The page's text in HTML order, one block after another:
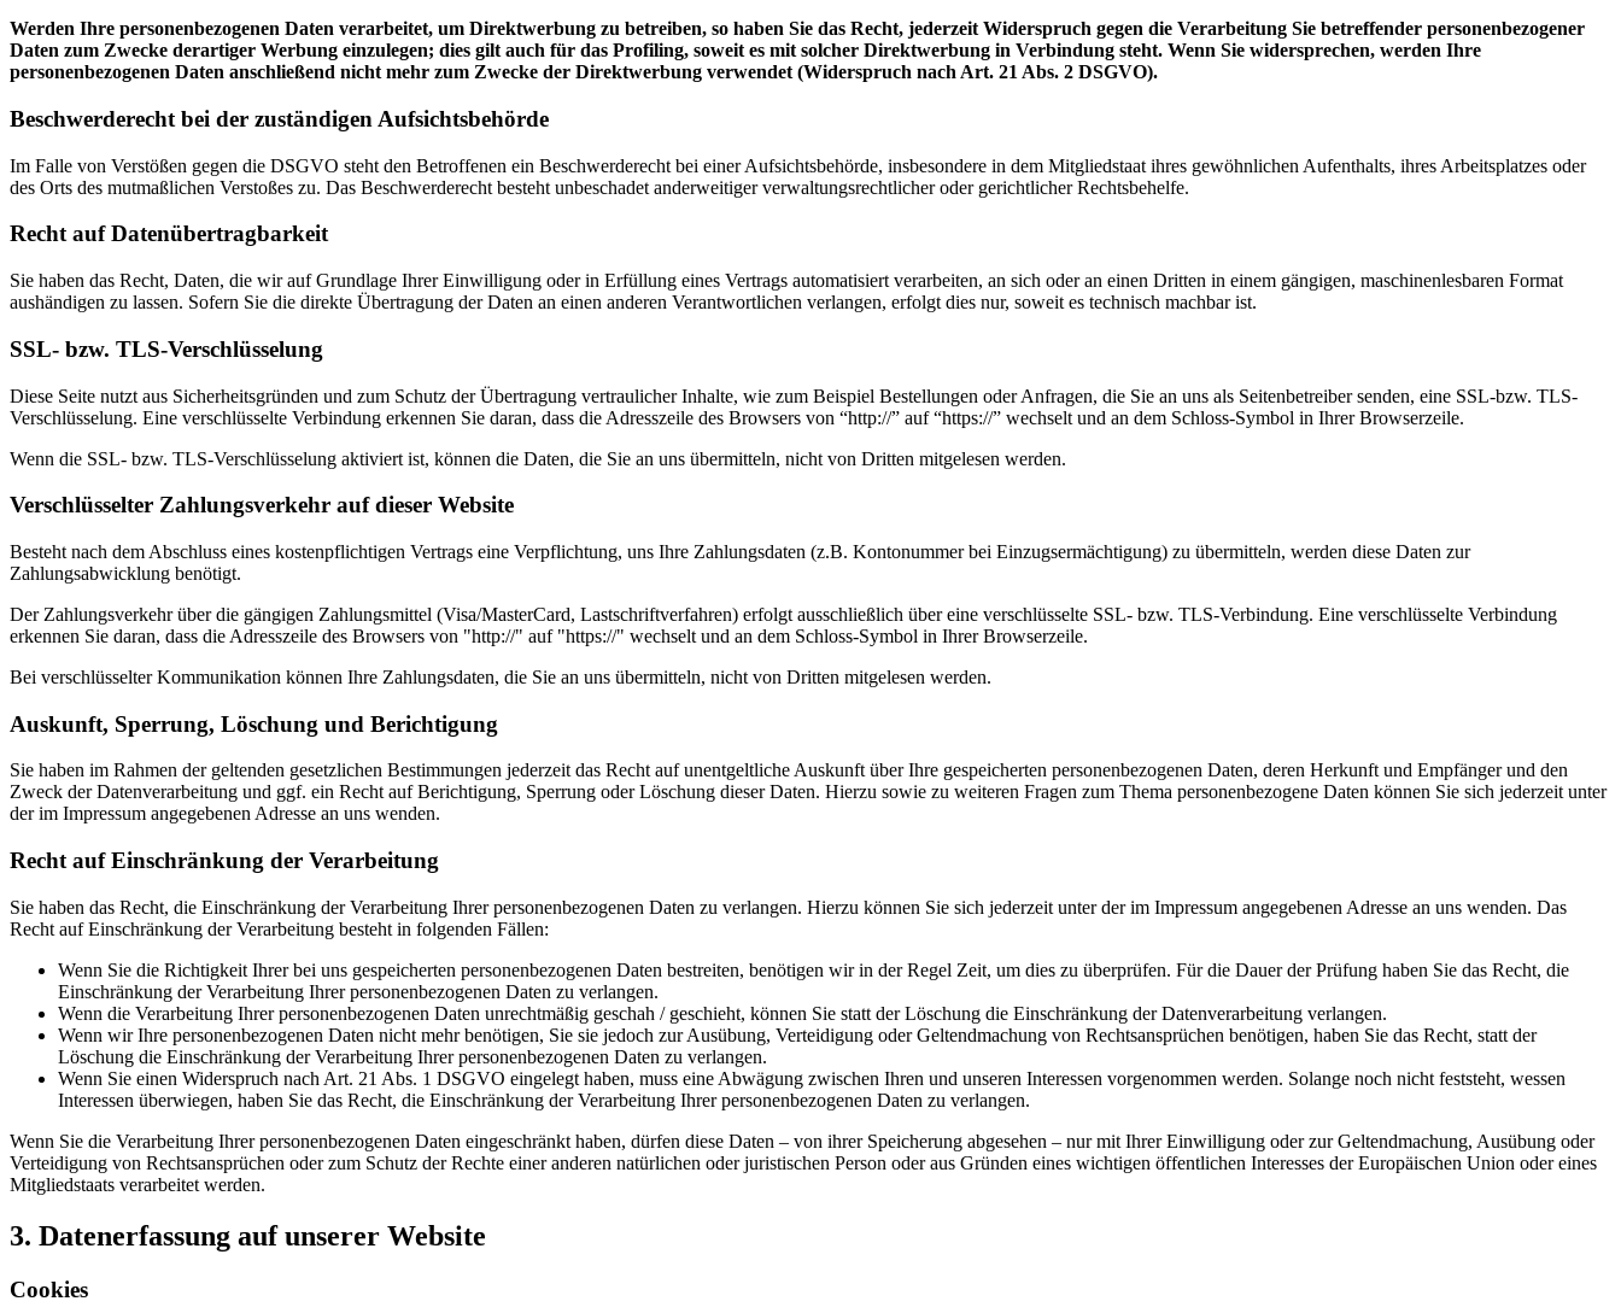
Werden Ihre personenbezogenen Daten verarbeitet, um Direktwerbung zu betreiben, so haben Sie das Recht, jederzeit Widerspruch gegen die Verarbeitung Sie betreffender personenbezogener
Daten zum Zwecke derartiger Werbung einzulegen; dies gilt auch für das Profiling, soweit es mit solcher Direktwerbung in Verbindung steht. Wenn Sie widersprechen, werden Ihre
personenbezogenen Daten anschließend nicht mehr zum Zwecke der Direktwerbung verwendet (Widerspruch nach Art. 21 Abs. 2 DSGVO).
Beschwerderecht bei der zuständigen Aufsichtsbehörde
Im Falle von Verstößen gegen die DSGVO steht den Betroffenen ein Beschwerderecht bei einer Aufsichtsbehörde, insbesondere in dem Mitgliedstaat ihres gewöhnlichen Aufenthalts, ihres Arbeitsplatzes oder
des Orts des mutmaßlichen Verstoßes zu. Das Beschwerderecht besteht unbeschadet anderweitiger verwaltungsrechtlicher oder gerichtlicher Rechtsbehelfe.
Recht auf Datenübertragbarkeit
Sie haben das Recht, Daten, die wir auf Grundlage Ihrer Einwilligung oder in Erfüllung eines Vertrags automatisiert verarbeiten, an sich oder an einen Dritten in einem gängigen, maschinenlesbaren Format
aushändigen zu lassen. Sofern Sie die direkte Übertragung der Daten an einen anderen Verantwortlichen verlangen, erfolgt dies nur, soweit es technisch machbar ist.
SSL- bzw. TLS-Verschlüsselung
Diese Seite nutzt aus Sicherheitsgründen und zum Schutz der Übertragung vertraulicher Inhalte, wie zum Beispiel Bestellungen oder Anfragen, die Sie an uns als Seitenbetreiber senden, eine SSL-bzw. TLS-
Verschlüsselung. Eine verschlüsselte Verbindung erkennen Sie daran, dass die Adresszeile des Browsers von “http://” auf “https://” wechselt und an dem Schloss-Symbol in Ihrer Browserzeile.
Wenn die SSL- bzw. TLS-Verschlüsselung aktiviert ist, können die Daten, die Sie an uns übermitteln, nicht von Dritten mitgelesen werden.
Verschlüsselter Zahlungsverkehr auf dieser Website
Besteht nach dem Abschluss eines kostenpflichtigen Vertrags eine Verpflichtung, uns Ihre Zahlungsdaten (z.B. Kontonummer bei Einzugsermächtigung) zu übermitteln, werden diese Daten zur
Zahlungsabwicklung benötigt.
Der Zahlungsverkehr über die gängigen Zahlungsmittel (Visa/MasterCard, Lastschriftverfahren) erfolgt ausschließlich über eine verschlüsselte SSL- bzw. TLS-Verbindung. Eine verschlüsselte Verbindung
erkennen Sie daran, dass die Adresszeile des Browsers von "http://" auf "https://" wechselt und an dem Schloss-Symbol in Ihrer Browserzeile.
Bei verschlüsselter Kommunikation können Ihre Zahlungsdaten, die Sie an uns übermitteln, nicht von Dritten mitgelesen werden.
Auskunft, Sperrung, Löschung und Berichtigung
Sie haben im Rahmen der geltenden gesetzlichen Bestimmungen jederzeit das Recht auf unentgeltliche Auskunft über Ihre gespeicherten personenbezogenen Daten, deren Herkunft und Empfänger und den
Zweck der Datenverarbeitung und ggf. ein Recht auf Berichtigung, Sperrung oder Löschung dieser Daten. Hierzu sowie zu weiteren Fragen zum Thema personenbezogene Daten können Sie sich jederzeit unter
der im Impressum angegebenen Adresse an uns wenden.
Recht auf Einschränkung der Verarbeitung
Sie haben das Recht, die Einschränkung der Verarbeitung Ihrer personenbezogenen Daten zu verlangen. Hierzu können Sie sich jederzeit unter der im Impressum angegebenen Adresse an uns wenden. Das
Recht auf Einschränkung der Verarbeitung besteht in folgenden Fällen:
Wenn Sie die Richtigkeit Ihrer bei uns gespeicherten personenbezogenen Daten bestreiten, benötigen wir in der Regel Zeit, um dies zu überprüfen. Für die Dauer der Prüfung haben Sie das Recht, die
Einschränkung der Verarbeitung Ihrer personenbezogenen Daten zu verlangen.
Wenn die Verarbeitung Ihrer personenbezogenen Daten unrechtmäßig geschah / geschieht, können Sie statt der Löschung die Einschränkung der Datenverarbeitung verlangen.
Wenn wir Ihre personenbezogenen Daten nicht mehr benötigen, Sie sie jedoch zur Ausübung, Verteidigung oder Geltendmachung von Rechtsansprüchen benötigen, haben Sie das Recht, statt der
Löschung die Einschränkung der Verarbeitung Ihrer personenbezogenen Daten zu verlangen.
Wenn Sie einen Widerspruch nach Art. 21 Abs. 1 DSGVO eingelegt haben, muss eine Abwägung zwischen Ihren und unseren Interessen vorgenommen werden. Solange noch nicht feststeht, wessen
Interessen überwiegen, haben Sie das Recht, die Einschränkung der Verarbeitung Ihrer personenbezogenen Daten zu verlangen.
Wenn Sie die Verarbeitung Ihrer personenbezogenen Daten eingeschränkt haben, dürfen diese Daten – von ihrer Speicherung abgesehen – nur mit Ihrer Einwilligung oder zur Geltendmachung, Ausübung oder
Verteidigung von Rechtsansprüchen oder zum Schutz der Rechte einer anderen natürlichen oder juristischen Person oder aus Gründen eines wichtigen öffentlichen Interesses der Europäischen Union oder eines
Mitgliedstaats verarbeitet werden.
3. Datenerfassung auf unserer Website
Cookies